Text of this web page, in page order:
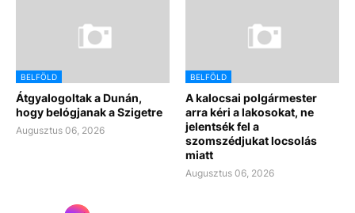
BELFÖLD
Átgyalogoltak a Dunán,
hogy belógjanak a Szigetre
Augusztus 06, 2026
BELFÖLD
A kalocsai polgármester
arra kéri a lakosokat, ne
jelentsék fel a
szomszédjukat locsolás
miatt
Augusztus 06, 2026